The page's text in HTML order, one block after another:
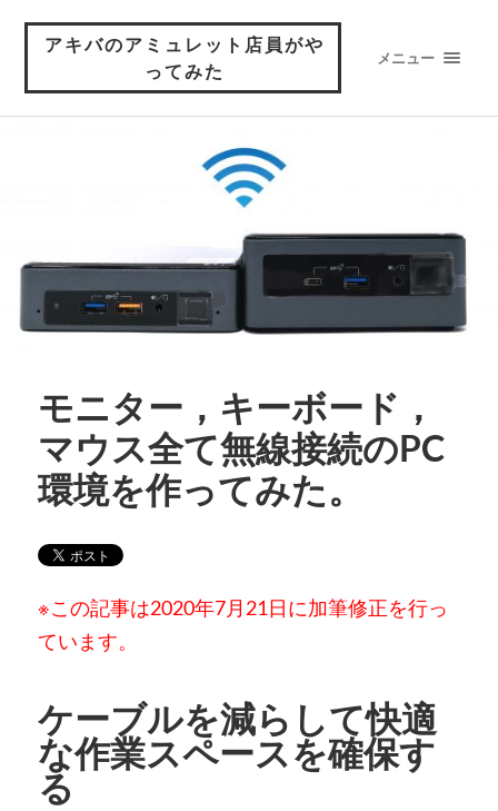
アキバのアミュレット店員がや
ってみた
メニュー
モニター，キーボード，
マウス全て無線接続のPC
環境を作ってみた。
※この記事は2020年7月21日に加筆修正を行っ
ています。
ケーブルを減らして快適
な作業スペースを確保す
る